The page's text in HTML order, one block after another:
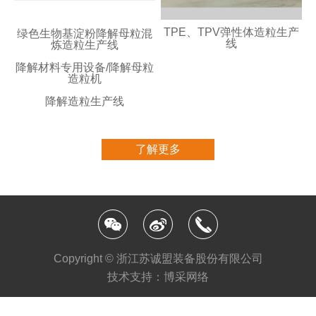
绿色生物基淀粉降解母粒混
炼造粒生产线
降解材料专用设备/降解母粒
造粒机
降解造粒生产线
TPE、TPV弹性体造粒生产
线
了解更多
Copyright © 浙江苏诚盟装备股份有限公司
技术支持：博采网络